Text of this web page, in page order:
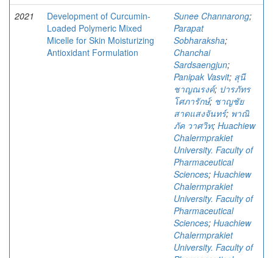
2021
Development of Curcumin-
Loaded Polymeric Mixed
Micelle for Skin Moisturizing
Antioxidant Formulation
Sunee Channarong;
Parapat
Sobharaksha;
Chanchai
Sardsaengjun;
Panipak Vasvit; สุนี
ชาญณรงค์; ปารภัทร
โศภารักษ์; ชาญชัย
สาดแสงจันทร์; พาณิ
ภัค วาศวิท; Huachiew
Chalermprakiet
University. Faculty of
Pharmaceutical
Sciences; Huachiew
Chalermprakiet
University. Faculty of
Pharmaceutical
Sciences; Huachiew
Chalermprakiet
University. Faculty of